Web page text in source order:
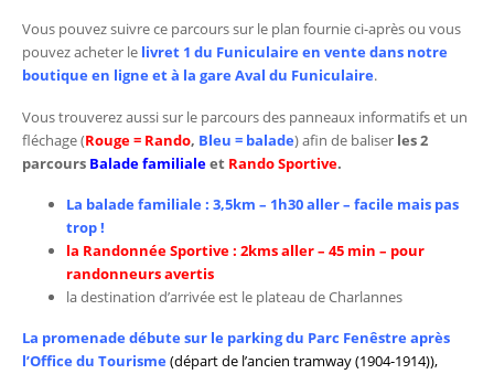
Vous pouvez suivre ce parcours sur le plan fournie ci-après ou vous
pouvez acheter le livret 1 du Funiculaire en vente dans notre
boutique en ligne et à la gare Aval du Funiculaire.
Vous trouverez aussi sur le parcours des panneaux informatifs et un
fléchage (Rouge = Rando, Bleu = balade) afin de baliser les 2
parcours Balade familialeet Rando Sportive.
La balade familiale : 3,5km – 1h30 aller – facile mais pas
trop !
la Randonnée Sportive : 2kms aller – 45 min – pour
randonneurs avertis
la destination d’arrivée est le plateau de Charlannes
La promenade débute sur le parking du Parc Fenêstre après
l’Office du Tourisme(départ de l’ancien tramway (1904-1914)),